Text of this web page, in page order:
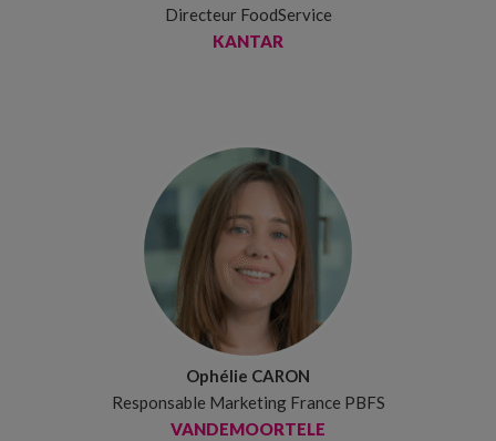
Directeur FoodService
KANTAR
Ophélie CARON
Responsable Marketing France PBFS
VANDEMOORTELE